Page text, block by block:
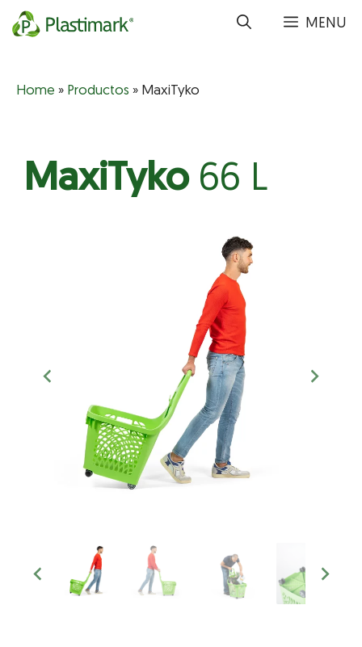
Saltar
MENU
Home » Productos » MaxiTyko
MaxiTyko 66 L